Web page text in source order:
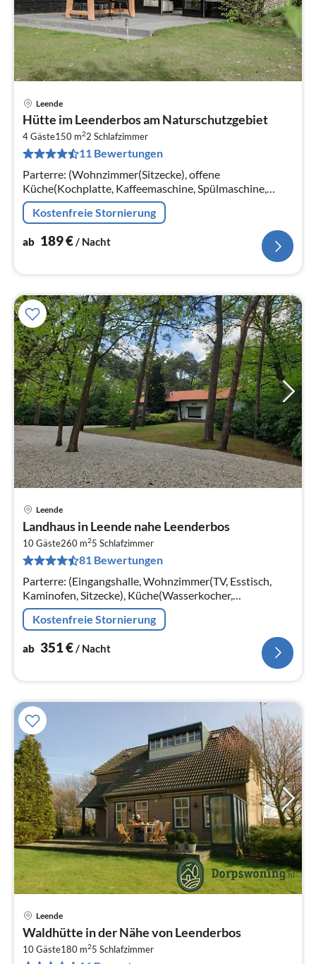
Leende
Hütte im Leenderbos am Naturschutzgebiet
4 Gäste150 m22 Schlafzimmer
11 Bewertungen
Parterre: (Wohnzimmer(Sitzecke), offene
Küche(Kochplatte, Kaffeemaschine, Spülmaschine,
Kühl-/Gefrierkombination),
Badezimmer(Dusche(ebenerdige Dusche)
Kostenfreie Stornierung
ab 189€/ Nacht
Leende
Landhaus in Leende nahe Leenderbos
10 Gäste260 m25 Schlafzimmer
81 Bewertungen
Parterre: (Eingangshalle, Wohnzimmer(TV, Esstisch,
Kaminofen, Sitzecke), Küche(Wasserkocher,
Espressomaschine, Backofen, Spülmaschine,
Kühlschrank, Tiefkühlschrank), Toilette)
Kostenfreie Stornierung
ab 351€/ Nacht
Leende
Waldhütte in der Nähe von Leenderbos
10 Gäste180 m25 Schlafzimmer